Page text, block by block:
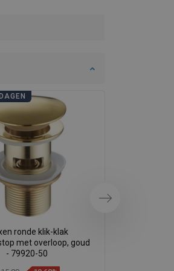
ronde klik-klak
met overloop, goud
- 79920-50
Volgende
GREEK
SLOVENIAN